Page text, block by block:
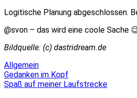
Logitische Planung abgeschlossen.
@svon – das wird eine coole Sache
Bildquelle: (c) dastridream.de
Allgemein
Beitragsnavigation
Gedanken im Kopf
Spaß auf meiner Laufstrecke